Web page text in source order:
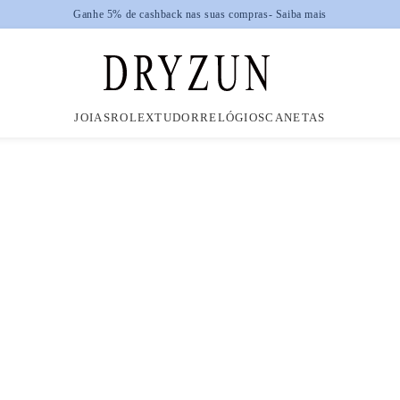
JOIASROLEXTUDORRELÓGIOSCANETAS